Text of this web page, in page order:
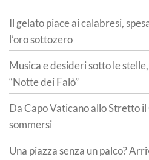
Il gelato piace ai calabresi,
l’oro sottozero
Musica e desideri sotto le
“Notte dei Falò”
Da Capo Vaticano allo Stretto
sommersi
Una piazza senza un palco?